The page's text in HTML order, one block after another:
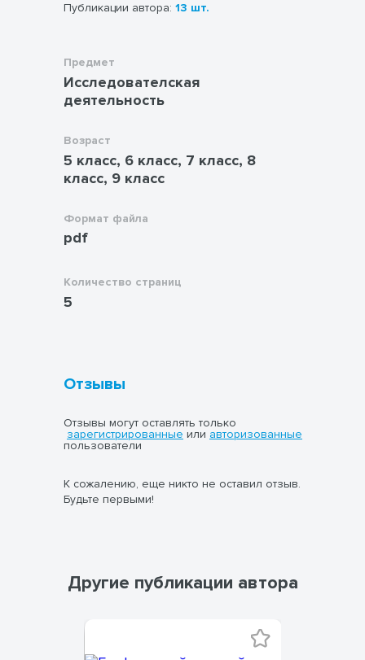
Публикации автора: 13 шт.
Предмет
Исследователская
деятельность
Возраст
5 класс, 6 класс, 7 класс, 8
класс, 9 класс
Формат файла
pdf
Количество страниц
5
Отзывы
Отзывы могут оставлять только
зарегистрированные или авторизованные
пользователи
К сожалению, еще никто не оставил отзыв.
Будьте первыми!
Другие публикации автора